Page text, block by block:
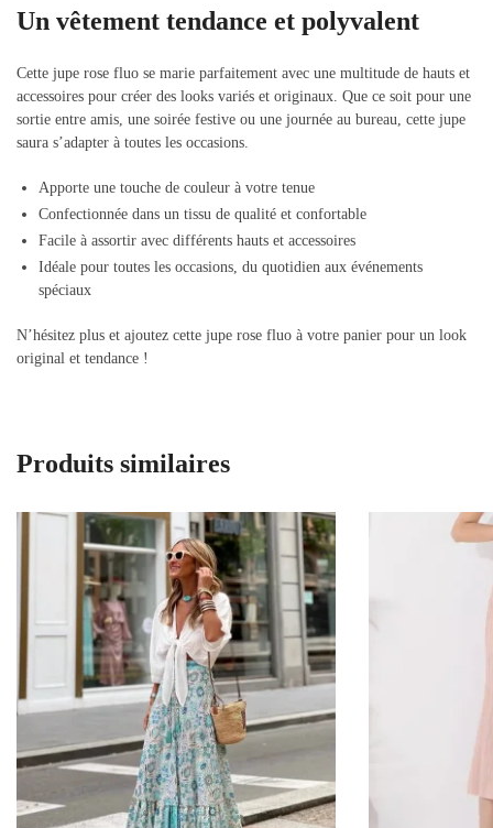
Un vêtement tendance et polyvalent
Cette jupe rose fluo se marie parfaitement avec une multitude de hauts et
accessoires pour créer des looks variés et originaux. Que ce soit pour une
sortie entre amis, une soirée festive ou une journée au bureau, cette jupe
saura s’adapter à toutes les occasions.
Apporte une touche de couleur à votre tenue
Confectionnée dans un tissu de qualité et confortable
Facile à assortir avec différents hauts et accessoires
Idéale pour toutes les occasions, du quotidien aux événements
spéciaux
N’hésitez plus et ajoutez cette jupe rose fluo à votre panier pour un look
original et tendance !
Produits similaires